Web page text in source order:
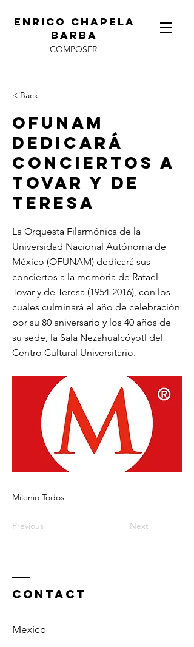
ENRICO CHAPELA
BARBA
COMPOSER
< Back
OFUNAM
dedicará
conciertos a
Tovar y de
Teresa
La Orquesta Filarmónica de la
Universidad Nacional Autónoma de
México (OFUNAM) dedicará sus
conciertos a la memoria de Rafael
Tovar y de Teresa (1954-2016), con los
cuales culminará el año de celebración
por su 80 aniversario y los 40 años de
su sede, la Sala Nezahualcóyotl del
Centro Cultural Universitario.
Milenio Todos
Previous Next
Contact
Mexico